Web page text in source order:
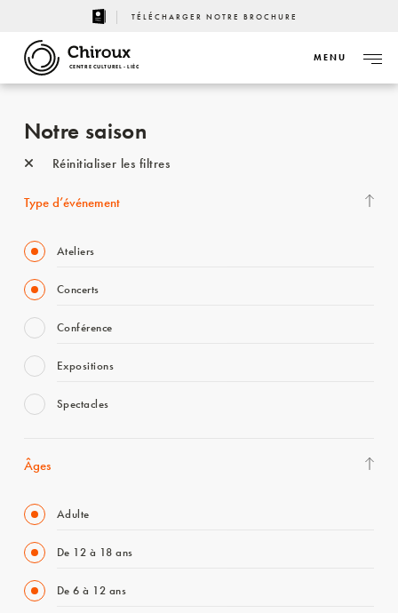
TÉLÉCHARGER NOTRE BROCHURE
CENTRE CULTUREL - LIÈGE
MENU
Notre saison
Réinitialiser les filtres
Type d’événement
Ateliers
Concerts
Conférence
Expositions
Spectacles
Âges
Adulte
De 12 à 18 ans
De 6 à 12 ans